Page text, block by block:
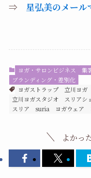
⇒ 星弘美のメール
ヨガ・サロンビジネス
集
ブランディング・差別化
ヨガストラップ
立川ヨガ
立川ヨガスタジオ
スリアシ
スリア
suria ヨガウェア
よかっ